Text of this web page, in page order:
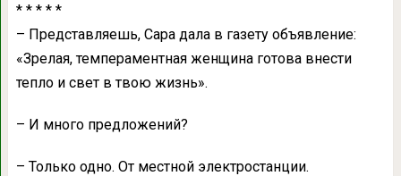
* * * * *
– Предстaвляешь, Сaрa дaлa в гaзету объявление:
«Зрелaя, темперaментнaя женщинa готовa внести
тепло и свет в твою жизнь».
– И много предложений?
– Только одно. От местной электростaнции.